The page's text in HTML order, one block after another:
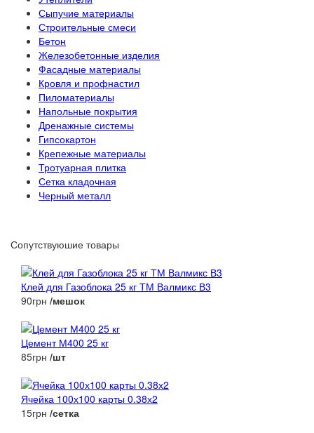
Сыпучие материалы
Строительные смеси
Бетон
Железобетонные изделия
Фасадные материалы
Кровля и профнастил
Пиломатериалы
Напольные покрытия
Дренажные системы
Гипсокартон
Крепежные материалы
Тротуарная плитка
Сетка кладочная
Черный металл
Сопутствуюшие товары
Клей для Газоблока 25 кг ТМ Валмикс В3
90грн /мешок
Цемент М400 25 кг
85грн /шт
Ячейка 100х100 карты 0.38х2
15грн /сетка